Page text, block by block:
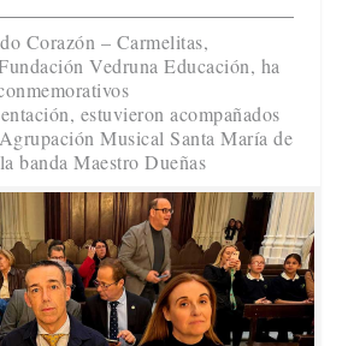
Corazón – Carmelitas,
Vedruna Educación, ha
estuvieron acompañados
Musical Santa María de
banda Maestro Dueñas